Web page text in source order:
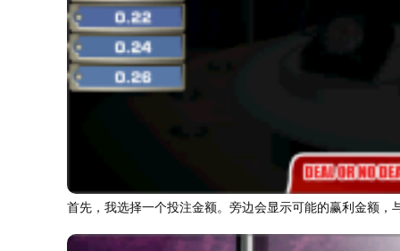
首先，我选择一个投注金额。旁边会显示可能的赢利金额，